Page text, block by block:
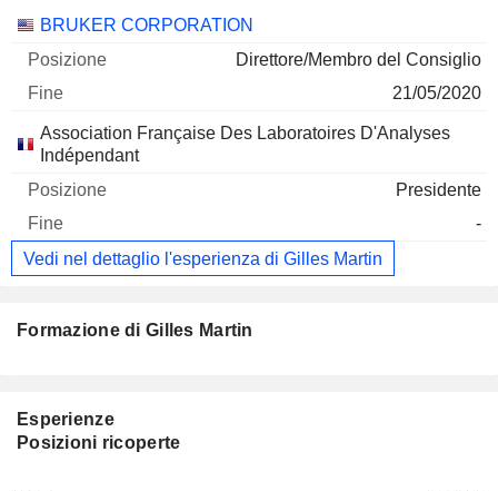
Società Posizione Fine
BRUKER CORPORATION
Direttore/Membro del Consiglio
21/05/2020
Association Française Des Laboratoires D'Analyses
Indépendant
Presidente
-
Vedi nel dettaglio l'esperienza di Gilles Martin
Formazione di Gilles Martin
Esperienze
Posizioni ricoperte